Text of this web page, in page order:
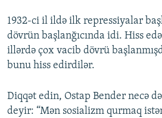
1932-ci il ildə ilk repressiyalar
dövrün başlanğıcında idi. Hiss
illərdə çox vacib dövrü
bunu hiss edirdilər.
Diqqət edin, Ostap Bender necə
deyir: “Mən sosializm qurmaq